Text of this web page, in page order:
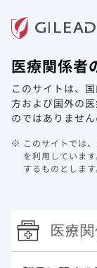
ホーム
学会記録
COVID-19
会グルー
授 藤田
医療セン
生）
医療関係者
このサイトは、
方および国外の
のではありません
このサイトでは
を利用しています
するものとします
医療